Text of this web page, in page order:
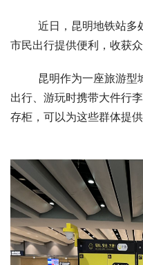
近日，昆明地铁站多
市民出行提供便利，收获众
昆明作为一座旅游型
出行、游玩时携带大件行
存柜，可以为这些群体提供